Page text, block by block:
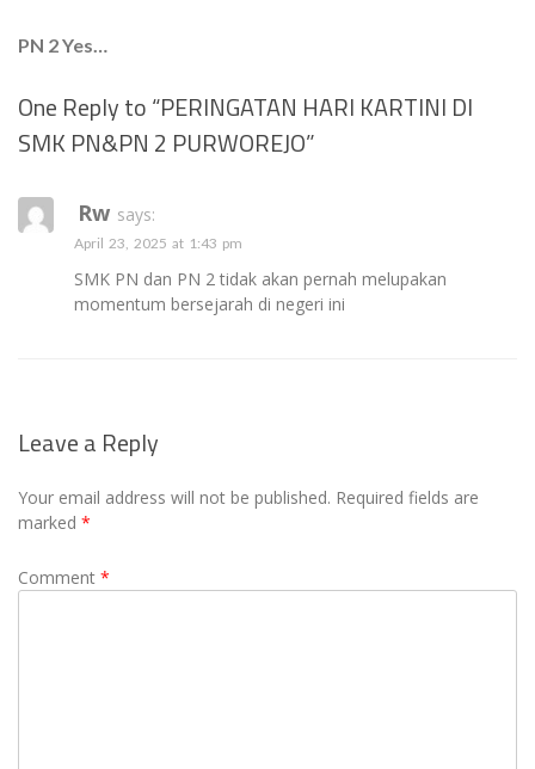
PN 2 Yes…
One Reply to “PERINGATAN HARI KARTINI DI
SMK PN&PN 2 PURWOREJO”
Rw says:
April 23, 2025 at 1:43 pm
SMK PN dan PN 2 tidak akan pernah melupakan
momentum bersejarah di negeri ini
Leave a Reply
Your email address will not be published. Required fields are
marked *
Comment *